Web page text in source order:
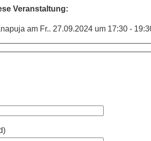
Veranstaltung:
am Fr.. 27.09.2024 um 17:30 -